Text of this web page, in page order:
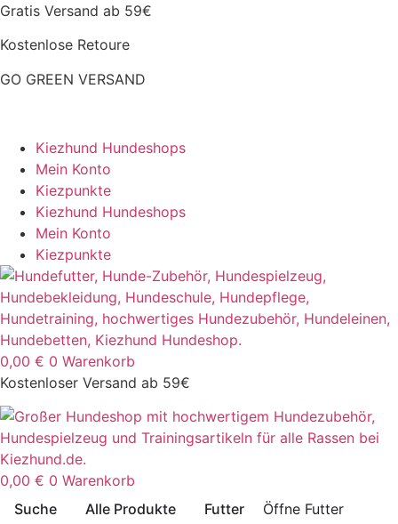
Zum
springen
Gratis Versand ab 59€
Kostenlose Retoure
GO GREEN VERSAND
Kiezhund Hundeshops
Mein Konto
Kiezpunkte
Kiezhund Hundeshops
Mein Konto
Kiezpunkte
0,00 € 0 Warenkorb
Kostenloser Versand ab 59€
0,00 € 0 Warenkorb
Suche
Alle Produkte Futter
Öffne Futter